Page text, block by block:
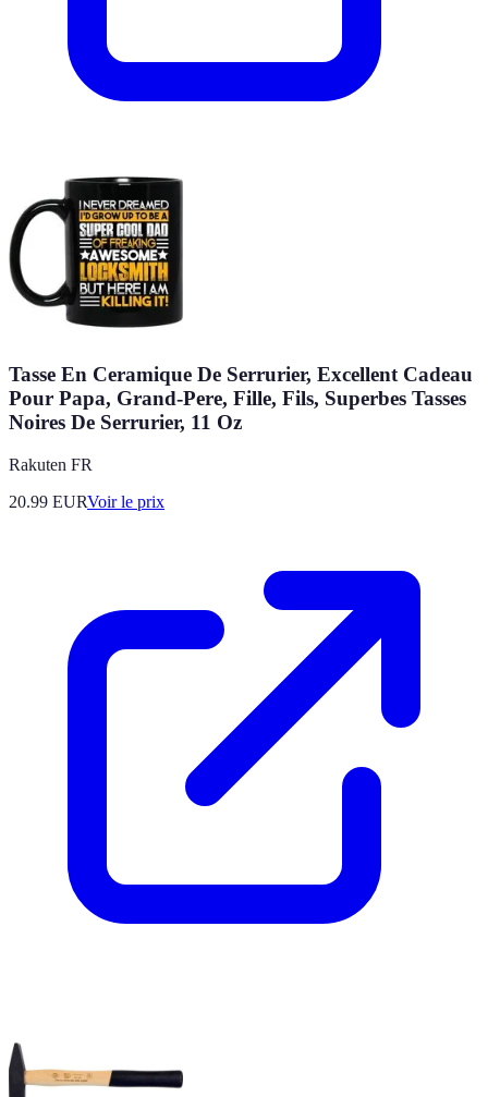
Tasse En Ceramique De Serrurier, Excellent Cadeau
Pour Papa, Grand-Pere, Fille, Fils, Superbes Tasses
Noires De Serrurier, 11 Oz
Rakuten FR
20.99 EURVoir le prix